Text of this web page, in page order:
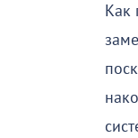
Как